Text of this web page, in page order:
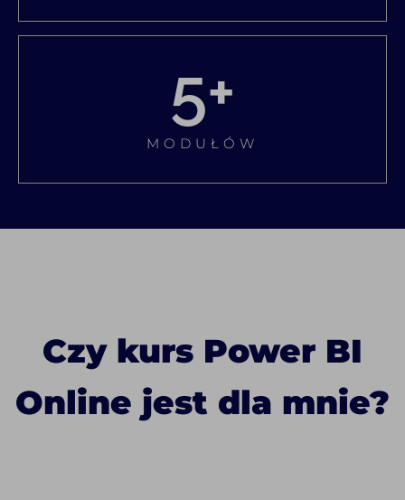
5+
MODUŁÓW
Czy kurs Power BI
Online jest dla mnie?